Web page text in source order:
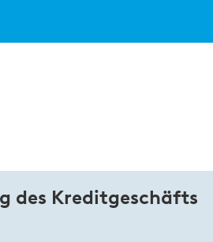
des Kreditgeschäfts